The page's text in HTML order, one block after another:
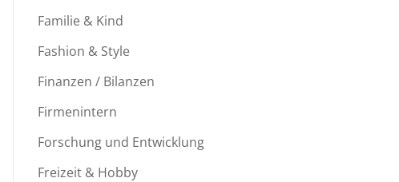
Familie & Kind
Fashion & Style
Finanzen / Bilanzen
Firmenintern
Forschung und Entwicklung
Freizeit & Hobby